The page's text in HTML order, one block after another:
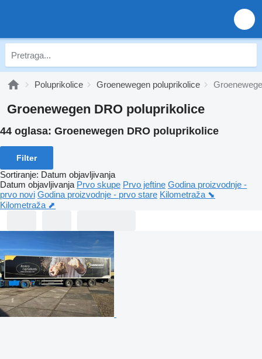
Poluprikolice Groenewegen poluprikolice
Groenewegen DRO poluprikolice
44 oglasa: Groenewegen DRO poluprikolice
Filter
Sortiranje: Datum objavljivanja
Datum objavljivanja Prvo skupe Prvo jeftine Godina proizvodnje -
prvo novi Godina proizvodnje - prvo stare Kilometraža ⬊
Kilometraža ⬈